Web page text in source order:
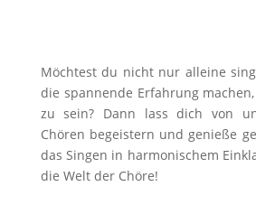
Möchtest du nicht nur alleine
die spannende Erfahrung
zu sein? Dann lass dich von
Chören begeistern und genieße
das Singen in harmonischem
die Welt der Chöre!